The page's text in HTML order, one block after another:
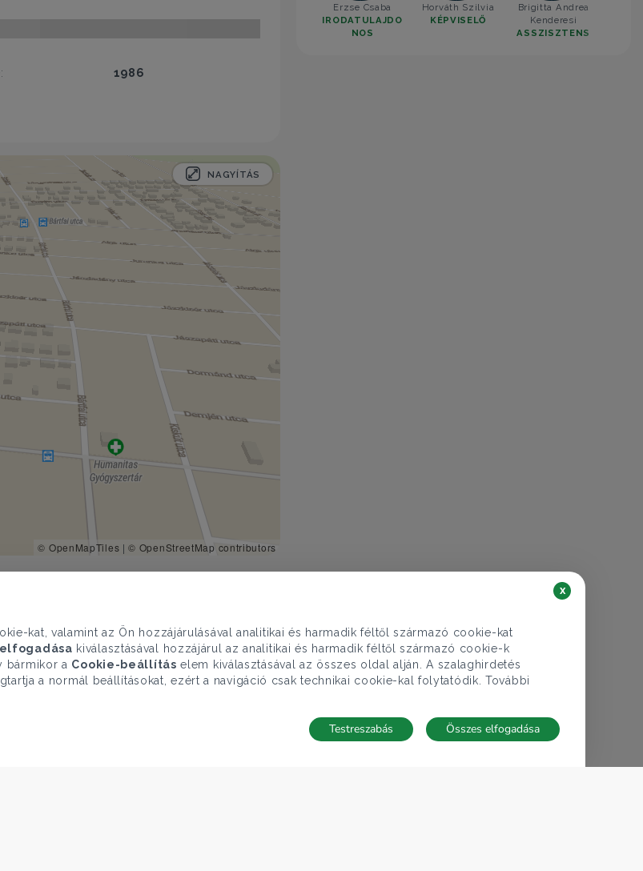
1986
NAGYÍTÁS
© OpenMapTiles |© OpenStreetMap contributors
Erzse Csaba
IRODATULAJDO
NOS
Horváth Szilvia
KÉPVISELŐ
Brigitta Andrea
Kenderesi
ASSZISZTENS
kat, valamint az Ön hozzájárulásával analitikai és harmadik féltől származó cookie-kat
elfogadása kiválasztásával hozzájárul az analitikai és harmadik féltől származó cookie-k
bármikor a Cookie-beállítás elem kiválasztásával az összes oldal alján. A szalaghirdetés
a normál beállításokat, ezért a navigáció csak technikai cookie-kal folytatódik. További
x
Összes elfogadása
Testreszabás